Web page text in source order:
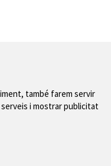
del web | Avís Legal
també farem servir
i mostrar publicitat